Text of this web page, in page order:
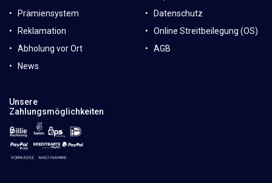
Prämiensystem
Reklamation
Abholung vor Ort
News
Datenschutz
Online Streitbeilegung (OS)
AGB
Unsere
Zahlungsmöglichkeiten